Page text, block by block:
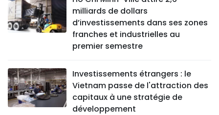
milliards de dollars
d’investissements dans ses zones
franches et industrielles au
premier semestre
Investissements étrangers : le
Vietnam passe de l'attraction des
capitaux à une stratégie de
développement